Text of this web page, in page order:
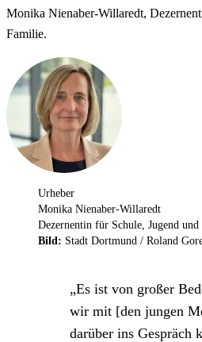
Monika Nienaber-Willaredt,
Familie.
Urheber
Monika Nienaber-Willaredt
Dezernentin für Schule, Jugend
Bild: Stadt Dortmund / Roland
Es ist von großer
wir mit [den jungen
darüber ins Gespräch